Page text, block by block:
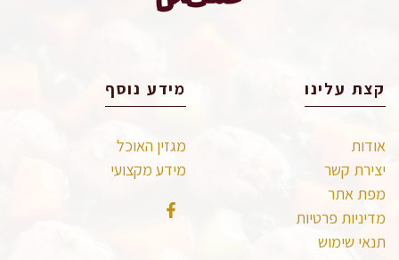
קצת עלינו
אודות
יצירת קשר
מפת אתר
מדיניות פרטיות
תנאי שימוש
מידע נוסף
מגזין האוכל
מידע מקצועי